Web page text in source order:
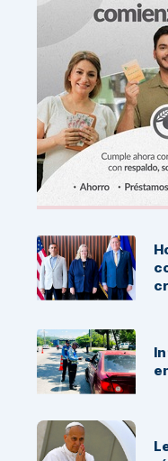
Noticias